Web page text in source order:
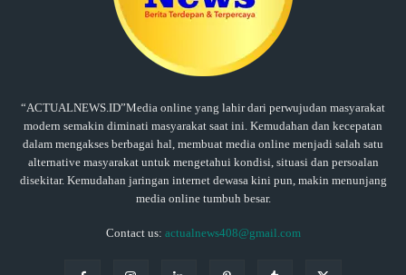
“ACTUALNEWS.ID”Media online yang lahir dari perwujudan masyarakat
modern semakin diminati masyarakat saat ini. Kemudahan dan kecepatan
dalam mengakses berbagai hal, membuat media online menjadi salah satu
alternative masyarakat untuk mengetahui kondisi, situasi dan persoalan
disekitar. Kemudahan jaringan internet dewasa kini pun, makin menunjang
media online tumbuh besar.
Contact us: actualnews408@gmail.com